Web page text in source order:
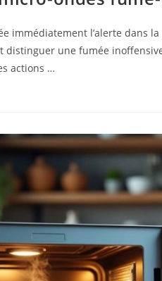
immédiatement l’alerte dans
distinguer une fumée
actions …